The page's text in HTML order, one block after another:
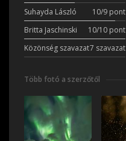
Suhayda László
10/9 pont
Britta Jaschinski
10/10 pont
Közönség szavazat7 szavazat
Több fotó a szerzőtől